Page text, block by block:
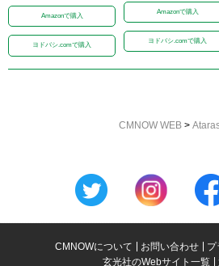
Amazonで購入
ヨドバシ.comで購入
Amazonで購入
ヨドバシ.comで購入
CMNOW WEB >
CMNOWについて お問い合わせ
プ
玄光社のWebサイト一覧